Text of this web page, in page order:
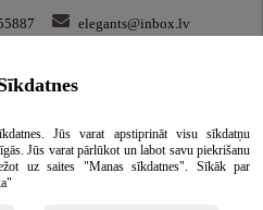
elegants@inbox.lv
CĒSU APBEDĪŠANAS
PAKALPOJUMI, SIA
Cieņpilnas atvadas
Jūs varat apstiprināt visu sīkdatņu
Jūs varat pārlūkot un labot savu piekrišanu
uz saites "Manas sīkdatnes". Sīkāk par